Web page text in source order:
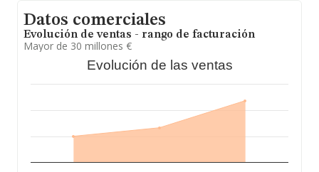
Datos comerciales
Evolución de ventas - rango de facturación
Mayor de 30 millones €
Evolución de las ventas